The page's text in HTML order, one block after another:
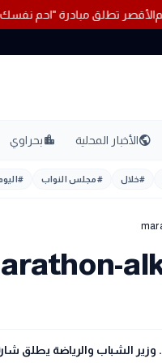
الأقصر تطلق مبادرة "احمِ
publicالأخبار المحلية location_cityبحراوي
#خلال #مجلس النواب #